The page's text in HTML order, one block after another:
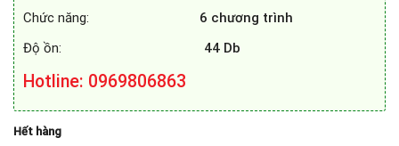
Chức năng: 6 chương trình
Độ ồn:
44 Db
Hotline: 0969806863
Hết hàng